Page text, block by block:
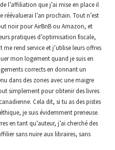
l’affiliation que j’ai mise en place il
réévaluerai l’an prochain. Tout n’est
noir pour AirBnB ou Amazon, et
pratiques d’optimisation fiscale,
me rend service et j’utilise leurs offres
mon logement quand je suis en
corrects en donnant un
dans des zones avec une maigre
simplement pour obtenir des livres
Cela dit, si tu as des pistes
je suis évidemment preneuse.
en tant qu’auteur, j’ai cherché des
sans nuire aux libraires, sans